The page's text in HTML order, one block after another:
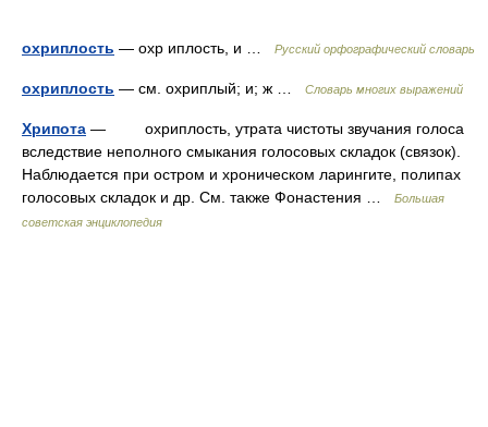
охриплость — охр иплость, и … Русский орфографический словарь
охриплость — см. охриплый; и; ж … Словарь многих выражений
Хрипота — охриплость, утрата чистоты звучания голоса
вследствие неполного смыкания голосовых складок (связок).
Наблюдается при остром и хроническом ларингите, полипах
голосовых складок и др. См. также Фонастения …
Большая
советская энциклопедия